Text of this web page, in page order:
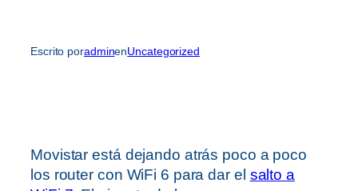
Escrito poradminenUncategorized
Movistar está dejando atrás poco a poco
los router con WiFi 6 para dar el salto a